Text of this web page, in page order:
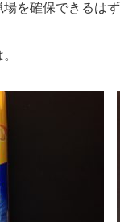
を確保できるは